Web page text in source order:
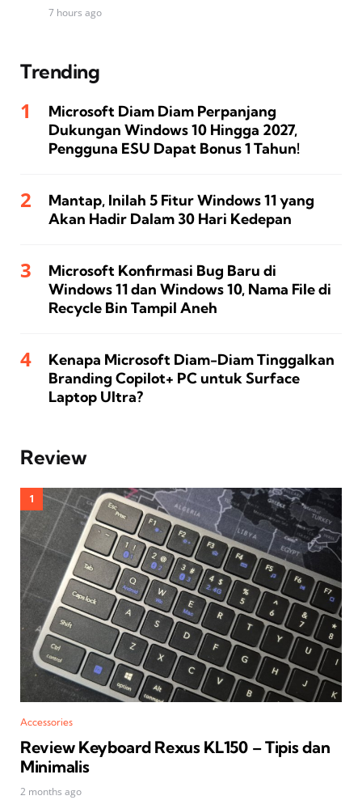
7 hours ago
Trending
Microsoft Diam Diam Perpanjang
Dukungan Windows 10 Hingga 2027,
Pengguna ESU Dapat Bonus 1 Tahun!
Mantap, Inilah 5 Fitur Windows 11 yang
Akan Hadir Dalam 30 Hari Kedepan
Microsoft Konfirmasi Bug Baru di
Windows 11 dan Windows 10, Nama File di
Recycle Bin Tampil Aneh
Kenapa Microsoft Diam-Diam Tinggalkan
Branding Copilot+ PC untuk Surface
Laptop Ultra?
Review
Accessories
Review Keyboard Rexus KL150 – Tipis dan
Minimalis
2 months ago